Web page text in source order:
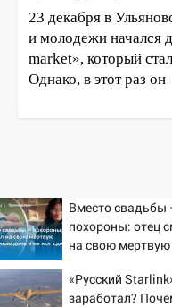
23 декабря в
и молодежи начался
market», который
Однако, в этот раз он
Вместо свадьбы
похороны: отец
на свою мертвую
сдержать слезы
«Русский
заработал?